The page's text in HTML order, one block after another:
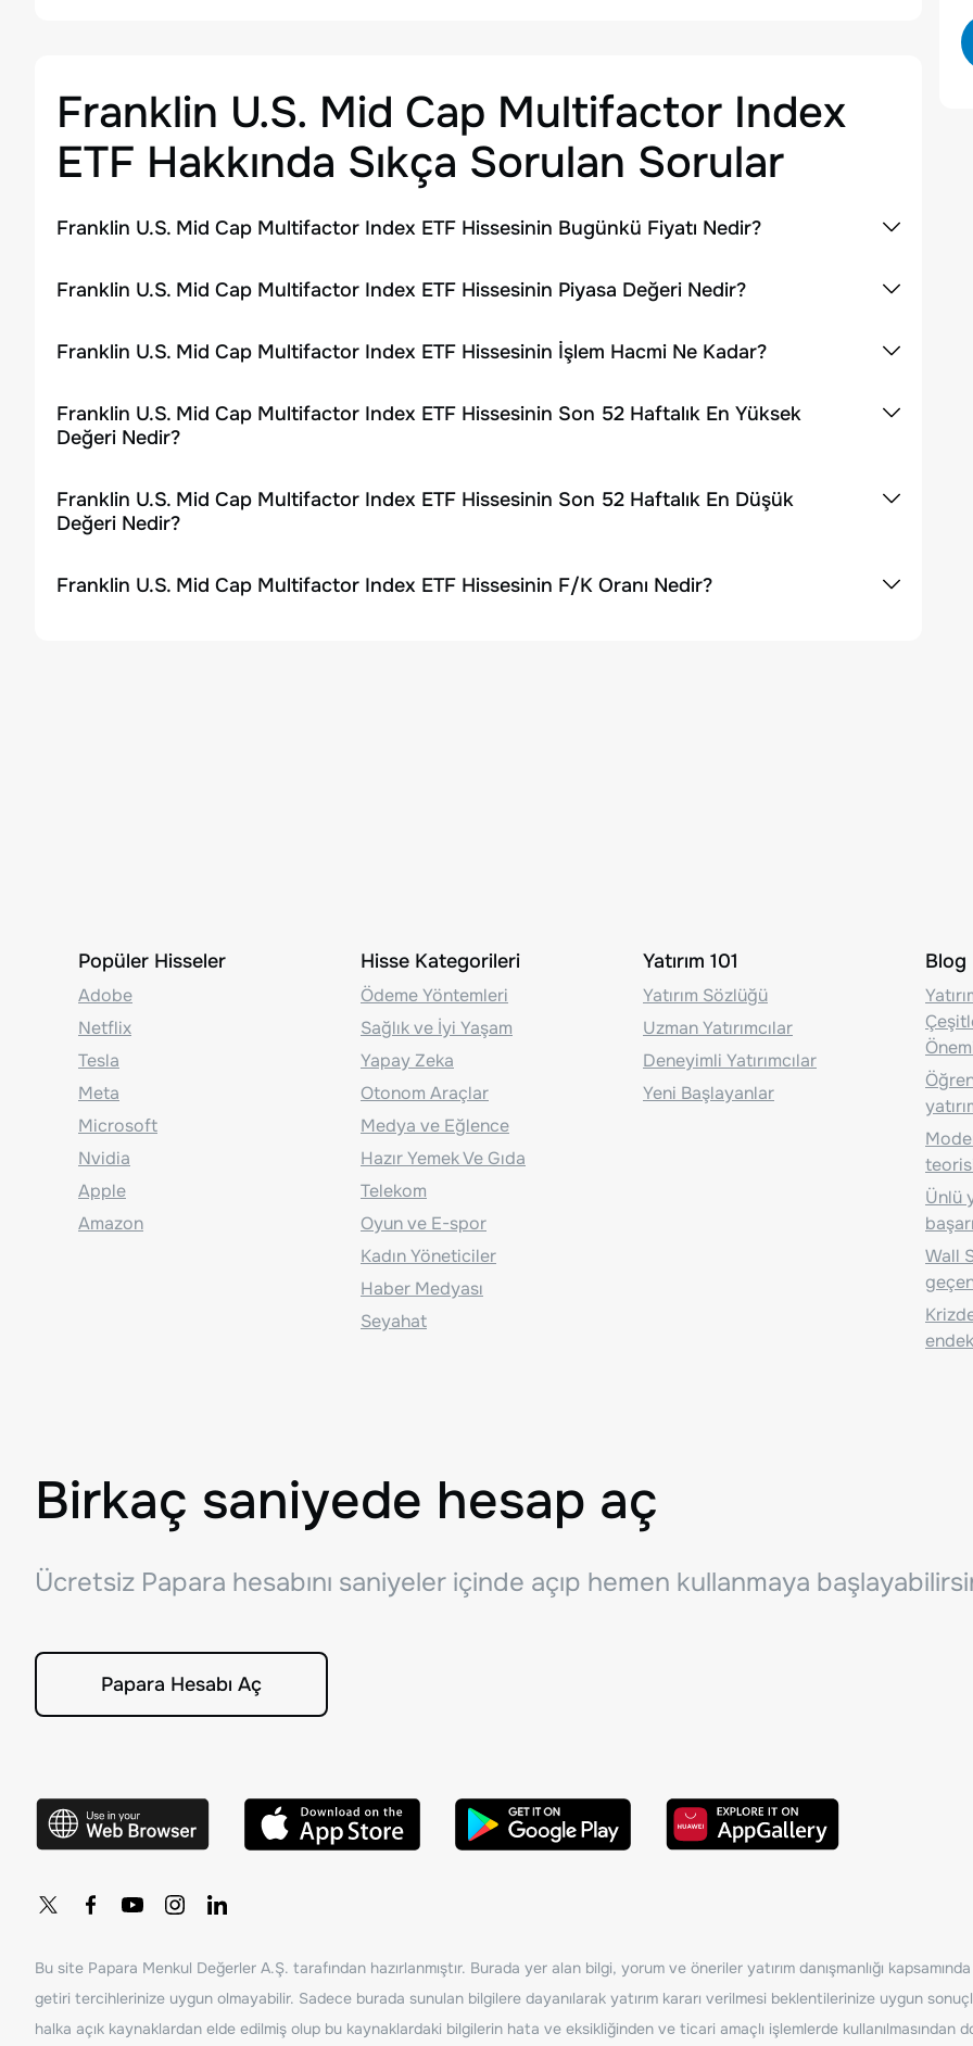
Franklin U.S. Mid Cap Multifactor Index
ETF Hakkında Sıkça Sorulan Sorular
Franklin U.S. Mid Cap Multifactor Index ETF Hissesinin Bugünkü Fiyatı Nedir?
Franklin U.S. Mid Cap Multifactor Index ETF Hissesinin Piyasa Değeri Nedir?
Franklin U.S. Mid Cap Multifactor Index ETF Hissesinin İşlem Hacmi Ne Kadar?
Franklin U.S. Mid Cap Multifactor Index ETF Hissesinin Son 52 Haftalık En Yüksek
Değeri Nedir?
Franklin U.S. Mid Cap Multifactor Index ETF Hissesinin Son 52 Haftalık En Düşük
Değeri Nedir?
Franklin U.S. Mid Cap Multifactor Index ETF Hissesinin F/K Oranı Nedir?
Popüler Hisseler
Adobe
Netflix
Tesla
Meta
Microsoft
Nvidia
Apple
Amazon
Hisse Kategorileri
Ödeme Yöntemleri
Sağlık ve İyi Yaşam
Yapay Zeka
Otonom Araçlar
Medya ve Eğlence
Hazır Yemek Ve Gıda
Telekom
Oyun ve E-spor
Kadın Yöneticiler
Haber Medyası
Seyahat
Yatırım 101
Yatırım Sözlüğü
Uzman Yatırımcılar
Deneyimli Yatırımcılar
Yeni Başlayanlar
Blog
Ünlü
Wall
Birkaç saniyede hesap aç
Ücretsiz Papara hesabını saniyeler içinde açıp hemen kullanmaya
Papara Hesabı Aç
Bu site Papara Menkul Değerler A.Ş. tarafından hazırlanmıştır. Burada yer alan bilgi, yorum ve öneriler yatırım danışmanlığı
getiri tercihlerinize uygun olmayabilir. Sadece burada sunulan bilgilere dayanılarak yatırım kararı verilmesi beklentilerinize uygun
halka açık kaynaklardan elde edilmiş olup bu kaynaklardaki bilgilerin hata ve eksikliğinden ve ticari amaçlı işlemlerde